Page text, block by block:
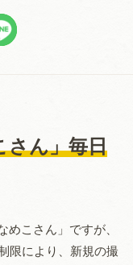
さん」毎日
めこさん」ですが、
限により、新規の撮